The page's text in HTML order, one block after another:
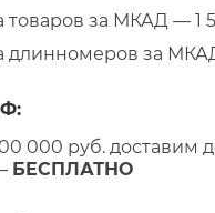
товаров за МКАД — 1
длинномеров за
000 руб. доставим
БЕСПЛАТНО